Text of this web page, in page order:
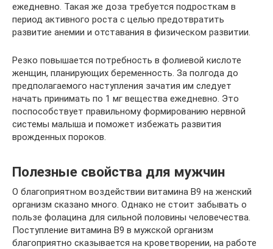
ежедневно. Такая же доза требуется подросткам в
период активного роста с целью предотвратить
развитие анемии и отставания в физическом развитии.
Резко повышается потребность в фолиевой кислоте
женщин, планирующих беременность. За полгода до
предполагаемого наступления зачатия им следует
начать принимать по 1 мг вещества ежедневно. Это
поспособствует правильному формированию нервной
системы малыша и поможет избежать развития
врожденных пороков.
Полезные свойства для мужчин
О благоприятном воздействии витамина В9 на женский
организм сказано много. Однако не стоит забывать о
пользе фолацина для сильной половины человечества.
Поступление витамина В9 в мужской организм
благоприятно сказывается на кроветворении, на работе